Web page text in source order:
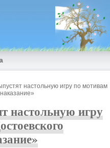
настольную игру по мотивам
настольную игру